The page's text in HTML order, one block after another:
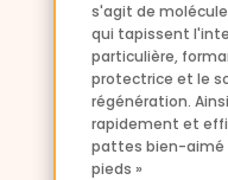
s'agit de
qui tapissent
particulière,
protectrice et le
régénération.
rapidement et
pattes bien-aimé
pieds »